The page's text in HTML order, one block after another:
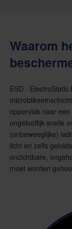
Waarom
ESD -
oppervlak naar
ongelooflijk snelle
(onbeweeglijke)
licht en zelfs
onzichtbare,
moet worden